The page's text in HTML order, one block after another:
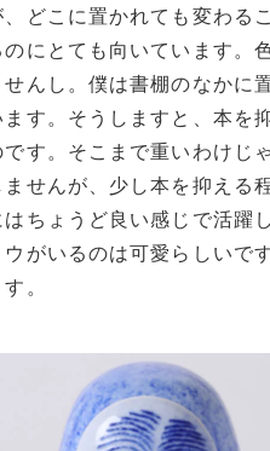
どこに置かれても変わる
にとても向いています。
んし。僕は書棚のなかに
ます。そうしますと、本を
す。そこまで重いわけじ
せんが、少し本を抑える
ちょうど良い感じで活躍
がいるのは可愛らしいで
。